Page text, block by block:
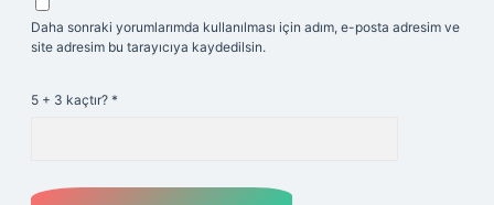
Daha sonraki yorumlarımda kullanılması için adım, e-posta adresim ve
site adresim bu tarayıcıya kaydedilsin.
5 + 3 kaçtır? *